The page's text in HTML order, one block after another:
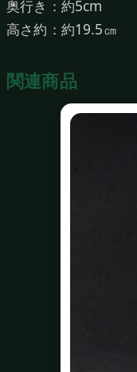
奥行き：約5cm
高さ約：約19.5㎝
関連商品